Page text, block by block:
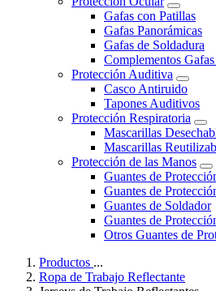
Gafas con Patillas
Gafas Panorámicas
Gafas de Soldadura
Complementos
Protección Auditiva
Casco Antiruido
Tapones Auditivos
Protección Respiratoria
Mascarillas
Mascarillas
Protección de las Manos
Guantes de
Guantes de
Guantes de Soldador
Guantes de
Otros Guantes de
Productos ...
Ropa de Trabajo Reflectante